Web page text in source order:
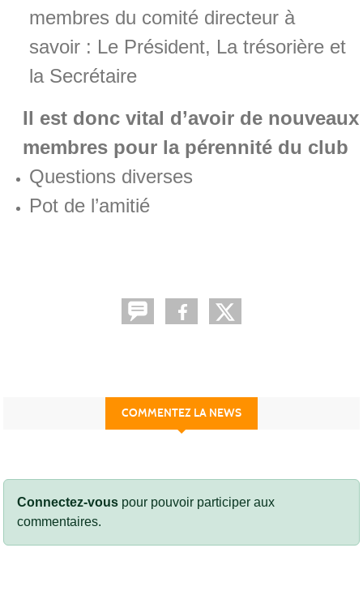
membres du comité directeur à
savoir : Le Président, La trésorière et
la Secrétaire
Il est donc vital d’avoir de nouveaux
membres pour la pérennité du club
Questions diverses
Pot de l’amitié
COMMENTEZ LA NEWS
Connectez-vous pour pouvoir participer aux
commentaires.